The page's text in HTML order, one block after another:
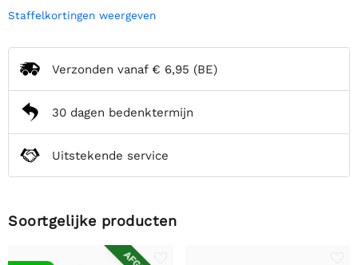
Staffelkortingen weergeven
Verzonden vanaf € 6,95 (BE)
30 dagen bedenktermijn
Uitstekende service
Soortgelijke producten